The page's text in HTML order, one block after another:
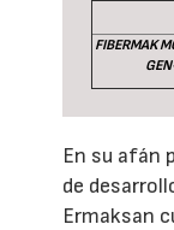
FIBERMAK
En su afán
de
Ermaksan